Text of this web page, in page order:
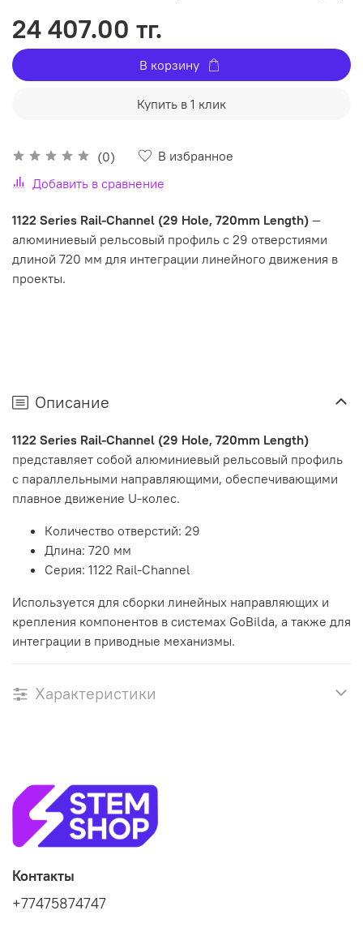
(0)
В избранное
Добавить в сравнение
24 407.00 тг.
В корзину
Купить в 1 клик
1122 Series Rail-Channel (29 Hole, 720mm Length) —
алюминиевый рельсовый профиль с 29 отверстиями
длиной 720 мм для интеграции линейного движения в
проекты.
Описание
1122 Series Rail-Channel (29 Hole, 720mm Length)
представляет собой алюминиевый рельсовый профиль
с параллельными направляющими, обеспечивающими
плавное движение U-колес.
Количество отверстий: 29
Длина: 720 мм
Серия: 1122 Rail-Channel
Используется для сборки линейных направляющих и
крепления компонентов в системах GoBilda, а также для
интеграции в приводные механизмы.
Характеристики
Контакты
+77475874747